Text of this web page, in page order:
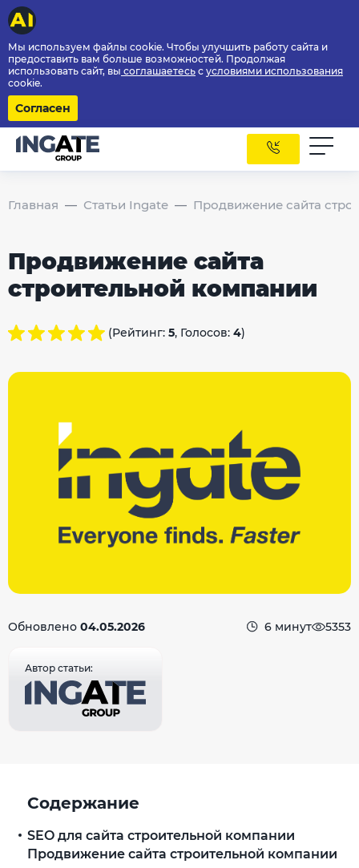
Мы используем файлы cookie. Чтобы улучшить работу сайта и
предоставить вам больше возможностей. Продолжая
использовать сайт, вы соглашаетесь с условиями использования
cookie.
Согласен
Главная Статьи Ingate Продвижение сайта
Продвижение сайта
строительной компании
(Рейтинг: 5, Голосов: 4)
Обновлено 04.05.2026 6 минут 5353
Автор статьи:
Содержание
SEO для сайта строительной компании
Продвижение сайта строительной компании